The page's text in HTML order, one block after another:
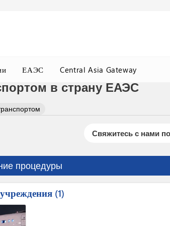
ЕАЭС Central Asia Gateway
в страну ЕАЭС
Свяжитесь с нами
процедуры
1